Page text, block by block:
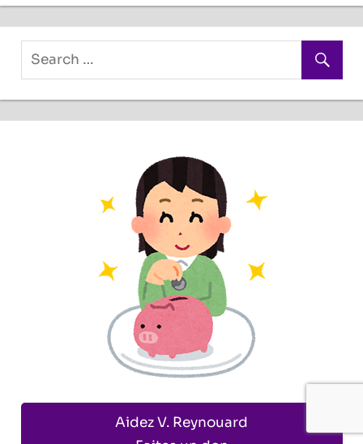
Aidez V. Reynouard